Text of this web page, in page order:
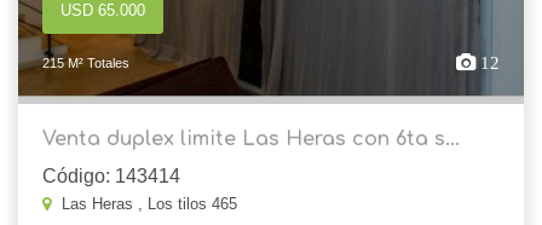
USD 65.000
215 M² Totales 12
Venta duplex limite Las Heras con 6ta s...
Código: 143414
Las Heras , Los tilos 465